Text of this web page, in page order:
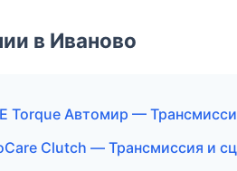
в Иваново
Torque Автомир —
Clutch — Трансмиссия и